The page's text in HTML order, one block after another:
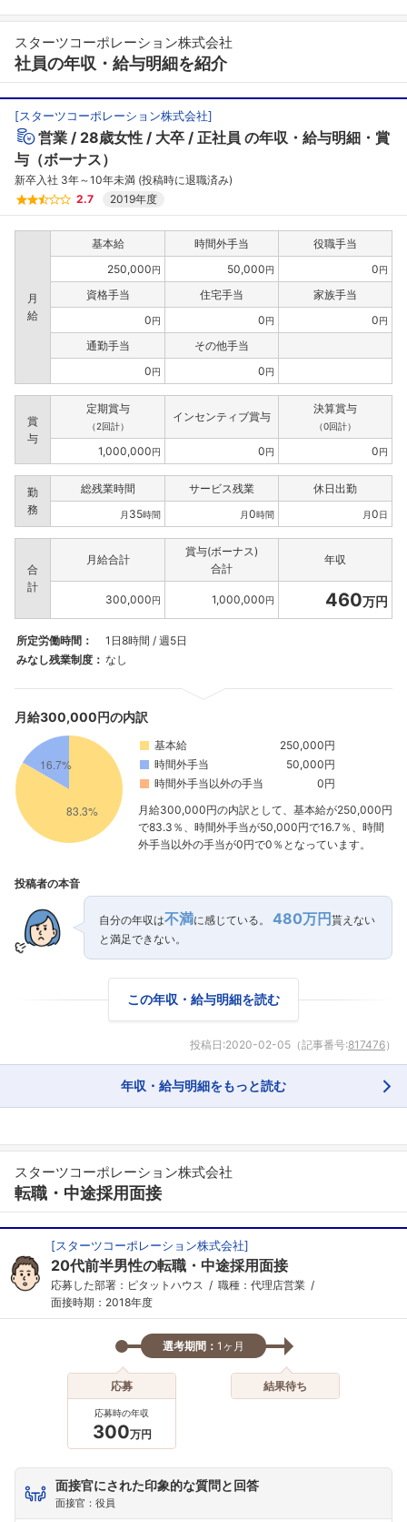
スターツコーポレーション株式会社
社員の年収・給与明細を紹介
[スターツコーポレーション株式会社]
営業 28歳女性 大卒 正社員 の年収・給与明細・賞
与（ボーナス）
新卒入社 3年～10年未満 (投稿時に退職済み)
2.7
2019年度
月
給
基本給 時間外手当
役職手当
250,000円 50,000円 0円
資格手当 住宅手当
家族手当
0円 0円 0円
通勤手当
その他手当
0円 0円
賞
与
定期賞与
（2回計）
インセンティブ賞与
決算賞与
（0回計）
1,000,000円 0円 0円
勤
務
総残業時間 サービス残業 休日出勤
月 35時間 月0時間 月0日
合
計
月給合計
賞与(ボーナス)
合計
年収
300,000円 1,000,000円 460万円
所定労働時間：
1日8時間 / 週5日
みなし残業制度： なし
月給300,000円の内訳
基本給
250,000円
時間外手当
50,000円
時間外手当以外の手当
0円
月給300,000円の内訳として、基本給が250,000円
で83.3％、時間外手当が50,000円で16.7％、時間
外手当以外の手当が0円で0％となっています。
投稿者の本音
自分の年収は不満に感じている。 480万円 貰えない
と満足できない。
この年収・給与明細を読む
投稿日:2020-02-05 （記事番号:817476）
年収・給与明細をもっと読む
スターツコーポレーション株式会社
転職・中途採用面接
[スターツコーポレーション株式会社]
20代前半男性の転職・中途採用面接
応募した部署：ピタットハウス
職種：代理店営業
面接時期：2018年度
選考期間： 1ヶ月
応募
応募時の年収
300万円
結果待ち
面接官にされた印象的な質問と回答
面接官：役員